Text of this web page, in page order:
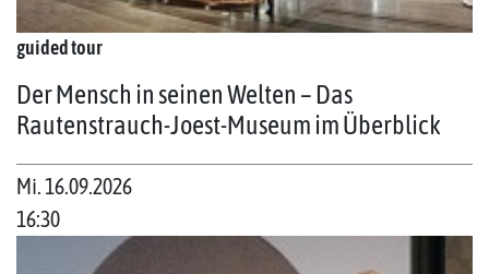
guided tour
Der Mensch in seinen Welten – Das
Rautenstrauch-Joest-Museum im Überblick
Mi. 16.09.2026
16:30